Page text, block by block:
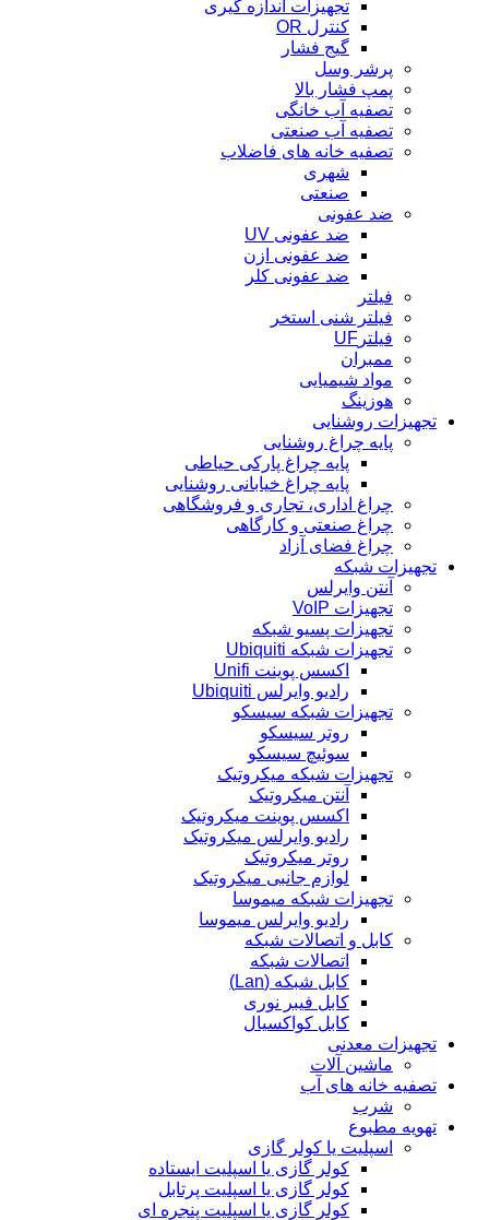
تجهیزات اندازه گیری
کنترل OR
گیج فشار
پرشر وسل
پمپ فشار بالا
تصفیه آب خانگی
تصفیه آب صنعتی
تصفیه خانه های فاضلاب
شهری
صنعتی
ضد عفونی
ضد عفونی UV
ضد عفونی ازن
ضد عفونی کلر
فیلتر
فیلتر شنی استخر
فیلترUF
ممبران
مواد شیمیایی
هوزینگ
تجهیزات روشنایی
پایه چراغ روشنایی
پایه چراغ پارکی حیاطی
پایه چراغ خیابانی روشنایی
چراغ اداری، تجاری و فروشگاهی
چراغ صنعتی و کارگاهی
چراغ فضای آزاد
تجهیزات شبکه
آنتن وایرلس
تجهیزات VoIP
تجهیزات پسیو شبکه
تجهیزات شبکه Ubiquiti
اکسس پوینت Unifi
رادیو وایرلس Ubiquiti
تجهیزات شبکه سیسکو
روتر سیسکو
سوئیچ سیسکو
تجهیزات شبکه میکروتیک
آنتن میکروتیک
اکسس پوینت میکروتیک
رادیو وایرلس میکروتیک
روتر میکروتیک
لوازم جانبی میکروتیک
تجهیزات شبکه میموسا
رادیو وایرلس میموسا
کابل و اتصالات شبکه
اتصالات شبکه
کابل شبکه (Lan)
کابل فیبر نوری
کابل کواکسیال
تجهیزات معدنی
ماشین آلات
تصفیه خانه های آب
شرب
تهویه مطبوع
اسپلیت یا کولر گازی
کولر گازی یا اسپلیت ایستاده
کولر گازی یا اسپلیت پرتابل
کولر گازی یا اسپلیت پنجره ای